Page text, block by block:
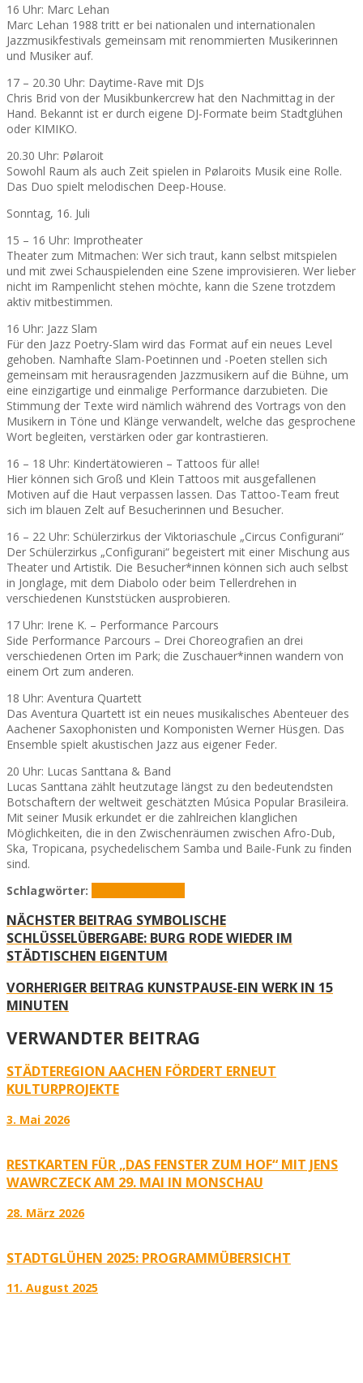
16 Uhr: Marc Lehan
Marc Lehan 1988 tritt er bei nationalen und internationalen
Jazzmusikfestivals gemeinsam mit renommierten Musikerinnen
und Musiker auf.
17 – 20.30 Uhr: Daytime-Rave mit DJs
Chris Brid von der Musikbunkercrew hat den Nachmittag in der
Hand. Bekannt ist er durch eigene DJ-Formate beim Stadtglühen
oder KIMIKO.
20.30 Uhr: Pølaroit
Sowohl Raum als auch Zeit spielen in Pølaroits Musik eine Rolle.
Das Duo spielt melodischen Deep-House.
Sonntag, 16. Juli
15 – 16 Uhr: Improtheater
Theater zum Mitmachen: Wer sich traut, kann selbst mitspielen
und mit zwei Schauspielenden eine Szene improvisieren. Wer lieber
nicht im Rampenlicht stehen möchte, kann die Szene trotzdem
aktiv mitbestimmen.
16 Uhr: Jazz Slam
Für den Jazz Poetry-Slam wird das Format auf ein neues Level
gehoben. Namhafte Slam-Poetinnen und -Poeten stellen sich
gemeinsam mit herausragenden Jazzmusikern auf die Bühne, um
eine einzigartige und einmalige Performance darzubieten. Die
Stimmung der Texte wird nämlich während des Vortrags von den
Musikern in Töne und Klänge verwandelt, welche das gesprochene
Wort begleiten, verstärken oder gar kontrastieren.
16 – 18 Uhr: Kindertätowieren – Tattoos für alle!
Hier können sich Groß und Klein Tattoos mit ausgefallenen
Motiven auf die Haut verpassen lassen. Das Tattoo-Team freut
sich im blauen Zelt auf Besucherinnen und Besucher.
16 – 22 Uhr: Schülerzirkus der Viktoriaschule „Circus Configurani“
Der Schülerzirkus „Configurani“ begeistert mit einer Mischung aus
Theater und Artistik. Die Besucher*innen können sich auch selbst
in Jonglage, mit dem Diabolo oder beim Tellerdrehen in
verschiedenen Kunststücken ausprobieren.
17 Uhr: Irene K. – Performance Parcours
Side Performance Parcours – Drei Choreografien an drei
verschiedenen Orten im Park; die Zuschauer*innen wandern von
einem Ort zum anderen.
18 Uhr: Aventura Quartett
Das Aventura Quartett ist ein neues musikalisches Abenteuer des
Aachener Saxophonisten und Komponisten Werner Hüsgen. Das
Ensemble spielt akustischen Jazz aus eigener Feder.
20 Uhr: Lucas Santtana & Band
Lucas Santtana zählt heutzutage längst zu den bedeutendsten
Botschaftern der weltweit geschätzten Música Popular Brasileira.
Mit seiner Musik erkundet er die zahlreichen klanglichen
Möglichkeiten, die in den Zwischenräumen zwischen Afro-Dub,
Ska, Tropicana, psychedelischem Samba und Baile-Funk zu finden
sind.
Schlagwörter:
NÄCHSTER BEITRAG SYMBOLISCHE
SCHLÜSSELÜBERGABE: BURG RODE WIEDER IM
STÄDTISCHEN EIGENTUM
VORHERIGER BEITRAG KUNSTPAUSE-EIN WERK IN 15
MINUTEN
VERWANDTER BEITRAG
STÄDTEREGION AACHEN FÖRDERT ERNEUT
KULTURPROJEKTE
3. Mai 2026
RESTKARTEN FÜR „DAS FENSTER ZUM HOF“ MIT JENS
WAWRCZECK AM 29. MAI IN MONSCHAU
28. März 2026
STADTGLÜHEN 2025: PROGRAMMÜBERSICHT
11. August 2025